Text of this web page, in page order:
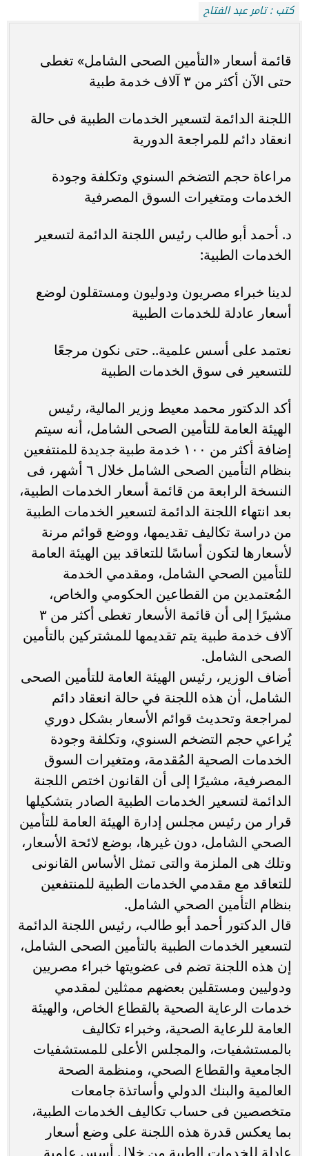
كتب : تامر عبد الفتاح
قائمة أسعار «التأمين الصحى الشامل» تغطى
حتى الآن أكثر من ٣ آلاف خدمة طبية
اللجنة الدائمة لتسعير الخدمات الطبية فى حالة
انعقاد دائم للمراجعة الدورية
مراعاة حجم التضخم السنوي وتكلفة وجودة
الخدمات ومتغيرات السوق المصرفية
د. أحمد أبو طالب رئيس اللجنة الدائمة لتسعير
الخدمات الطبية:
لدينا خبراء مصريون ودوليون ومستقلون لوضع
أسعار عادلة للخدمات الطبية
نعتمد على أسس علمية.. حتى نكون مرجعًا
للتسعير فى سوق الخدمات الطبية
أكد الدكتور محمد معيط وزير المالية، رئيس
الهيئة العامة للتأمين الصحى الشامل، أنه سيتم
إضافة أكثر من ١٠٠ خدمة طبية جديدة للمنتفعين
بنظام التأمين الصحى الشامل خلال ٦ أشهر، فى
النسخة الرابعة من قائمة أسعار الخدمات الطبية،
بعد انتهاء اللجنة الدائمة لتسعير الخدمات الطبية
من دراسة تكاليف تقديمها، ووضع قوائم مرنة
لأسعارها لتكون أساسًا للتعاقد بين الهيئة العامة
للتأمين الصحي الشامل، ومقدمي الخدمة
المُعتمدين من القطاعين الحكومي والخاص،
مشيرًا إلى أن قائمة الأسعار تغطى أكثر من ٣
آلاف خدمة طبية يتم تقديمها للمشتركين بالتأمين
الصحى الشامل.
أضاف الوزير، رئيس الهيئة العامة للتأمين الصحى
الشامل، أن هذه اللجنة في حالة انعقاد دائم
لمراجعة وتحديث قوائم الأسعار بشكل دوري
يُراعي حجم التضخم السنوي، وتكلفة وجودة
الخدمات الصحية المُقدمة، ومتغيرات السوق
المصرفية، مشيرًا إلى أن القانون اختص اللجنة
الدائمة لتسعير الخدمات الطبية الصادر بتشكيلها
قرار من رئيس مجلس إدارة الهيئة العامة للتأمين
الصحي الشامل، دون غيرها، بوضع لائحة الأسعار،
وتلك هى الملزمة والتى تمثل الأساس القانونى
للتعاقد مع مقدمي الخدمات الطبية للمنتفعين
بنظام التأمين الصحي الشامل.
قال الدكتور أحمد أبو طالب، رئيس اللجنة الدائمة
لتسعير الخدمات الطبية بالتأمين الصحى الشامل،
إن هذه اللجنة تضم فى عضويتها خبراء مصريين
ودوليين ومستقلين بعضهم ممثلين لمقدمي
خدمات الرعاية الصحية بالقطاع الخاص، والهيئة
العامة للرعاية الصحية، وخبراء تكاليف
بالمستشفيات، والمجلس الأعلى للمستشفيات
الجامعية والقطاع الصحي، ومنظمة الصحة
العالمية والبنك الدولي وأساتذة جامعات
متخصصين فى حساب تكاليف الخدمات الطبية،
بما يعكس قدرة هذه اللجنة على وضع أسعار
عادلة للخدمات الطبية من خلال أسس علمية